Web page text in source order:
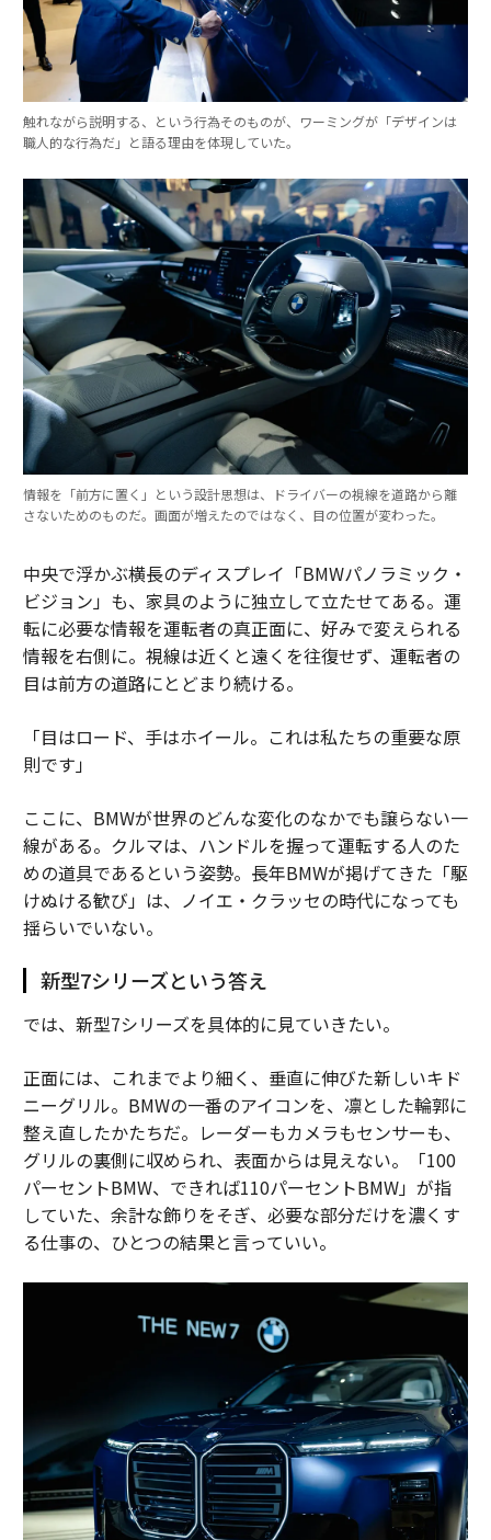
触れながら説明する、という行為そのものが、ワーミングが「デザインは
職人的な行為だ」と語る理由を体現していた。
情報を「前方に置く」という設計思想は、ドライバーの視線を道路から離
さないためのものだ。画面が増えたのではなく、目の位置が変わった。
中央で浮かぶ横長のディスプレイ「BMWパノラミック・
ビジョン」も、家具のように独立して立たせてある。運
転に必要な情報を運転者の真正面に、好みで変えられる
情報を右側に。視線は近くと遠くを往復せず、運転者の
目は前方の道路にとどまり続ける。
「目はロード、手はホイール。これは私たちの重要な原
則です」
ここに、BMWが世界のどんな変化のなかでも譲らない一
線がある。クルマは、ハンドルを握って運転する人のた
めの道具であるという姿勢。長年BMWが掲げてきた「駆
けぬける歓び」は、ノイエ・クラッセの時代になっても
揺らいでいない。
新型7シリーズという答え
では、新型7シリーズを具体的に見ていきたい。
正面には、これまでより細く、垂直に伸びた新しいキド
ニーグリル。BMWの一番のアイコンを、凛とした輪郭に
整え直したかたちだ。レーダーもカメラもセンサーも、
グリルの裏側に収められ、表面からは見えない。「100
パーセントBMW、できれば110パーセントBMW」が指
していた、余計な飾りをそぎ、必要な部分だけを濃くす
る仕事の、ひとつの結果と言っていい。